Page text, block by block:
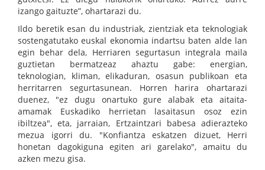
izango gaituzte”, ohartarazi du.
Ildo beretik esan du industriak, zientziak eta teknologiak
sostengatutako euskal ekonomia indartsu baten alde lan
egin behar dela, Herriaren segurtasun integrala maila
guztietan bermatzeaz ahaztu gabe: energian,
teknologian, kliman, elikaduran, osasun publikoan eta
herritarren segurtasunean. Horren harira ohartarazi
duenez, "ez dugu onartuko gure alabak eta aitaita-
amamak Euskadiko herrietan lasaitasun osoz ezin
ibiltzea", eta, jarraian, Ertzaintzari babesa adierazteko
mezua igorri du. "Konfiantza eskatzen dizuet, Herri
honetan dagokiguna egiten ari garelako", amaitu du
azken mezu gisa.